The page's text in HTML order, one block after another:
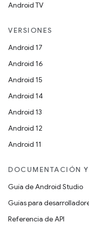
Android TV
VERSIONES
Android 17
Android 16
Android 15
Android 14
Android 13
Android 12
Android 11
DOCUMENTACIÓN
Guía de Android Studio
Guías para
Referencia de API